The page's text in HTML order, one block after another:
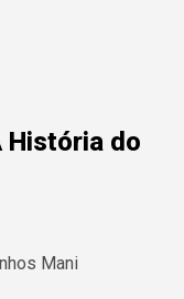
História do